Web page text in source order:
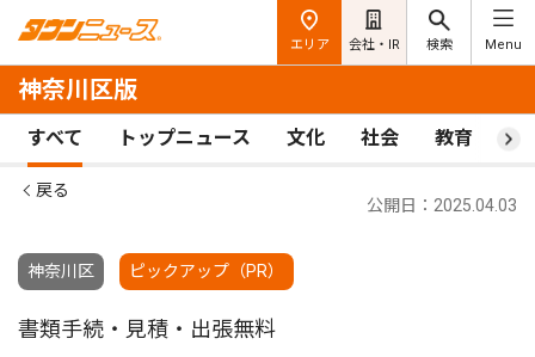
エリア 会社・IR 検索 Menu
神奈川区版
すべて トップニュース 文化 社会 教育 ス
戻る
神奈川区 ピックアップ（PR）
公開日：2025.04.03
書類手続・見積・出張無料